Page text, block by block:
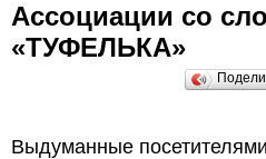
Ассоциации со
«ТУФЕЛЬКА»
Выдуманные